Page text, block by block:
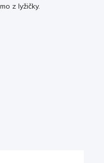
z lyžičky.